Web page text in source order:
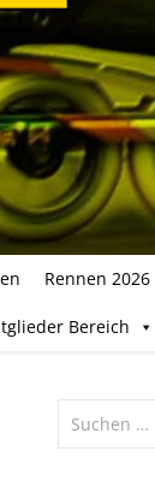
Rennen 2026
Bereich